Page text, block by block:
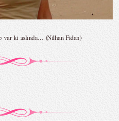
var ki aslında… (Nilhan Fidan)